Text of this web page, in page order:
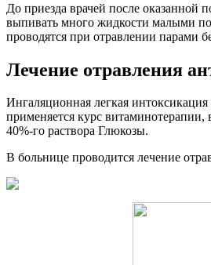
До приезда врачей после оказанной
выпивать много жидкости малыми
проводятся при отравлении парами
Лечение отравления
Ингаляционная легкая
применяется курс витаминотерапии,
40%-го раствора Глюкозы.
В больнице проводится лечение